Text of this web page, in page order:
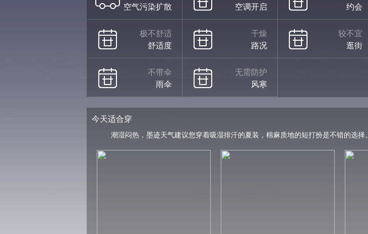
空气污染扩散
空调开启
约会
极不舒适
舒适度
干燥
路况
较不宜
逛街
不带伞
雨伞
无需防护
风寒
今天适合穿
潮湿闷热，墨迹天气建议您穿着吸湿排汗的夏装，棉麻质地的短打扮是不错的选择。